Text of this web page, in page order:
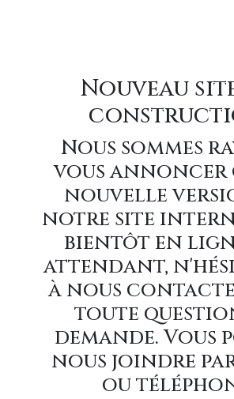
Nouveau
Nous sommes
vous annoncer
nouvelle
notre site
bientôt en
attendant,
à nous
toute
demande. Vous
nous joindre
ou